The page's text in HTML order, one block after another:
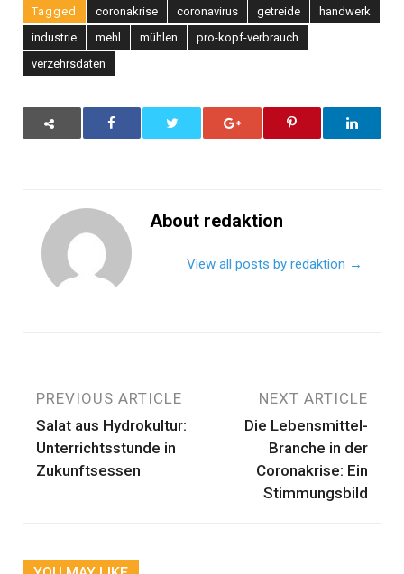
Tagged coronakrise coronavirus getreide
handwerk
industrie
mehl mühlen
pro-kopf-verbrauch
verzehrsdaten
About redaktion
View all posts by redaktion →
Beitragsnavigation
PREVIOUS ARTICLE
Salat aus Hydrokultur:
Unterrichtsstunde in
Zukunftsessen
NEXT ARTICLE
Die Lebensmittel-
Branche in der
Coronakrise: Ein
Stimmungsbild